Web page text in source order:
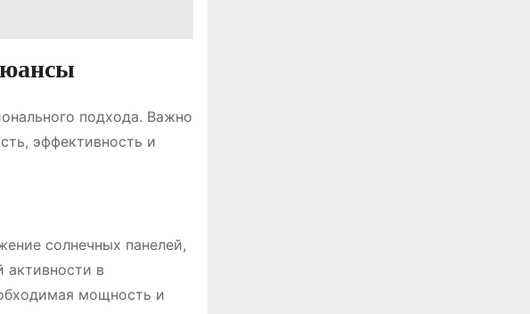
подхода. Важно
эффективность и
солнечных панелей,
активности в
мощность и